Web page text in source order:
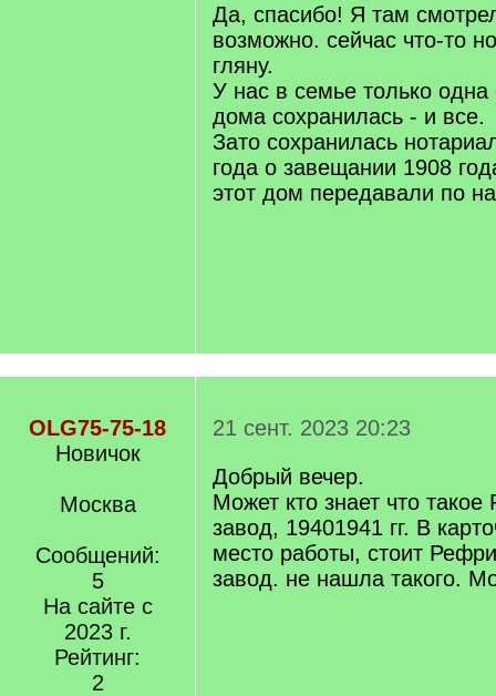
Да, спасибо! Я там
возможно. сейчас что-то
гляну.
У нас в семье только одна
дома сохранилась - и все.
Зато сохранилась
года о завещании 1908
этот дом передавали по
OLG75-75-18
Новичок
Москва
Сообщений:
5
На сайте с
2023 г.
Рейтинг:
2
21 сент. 2023 20:23
Добрый вечер.
Может кто знает что
завод, 19401941 гг. В
место работы, стоит
завод. не нашла такого.